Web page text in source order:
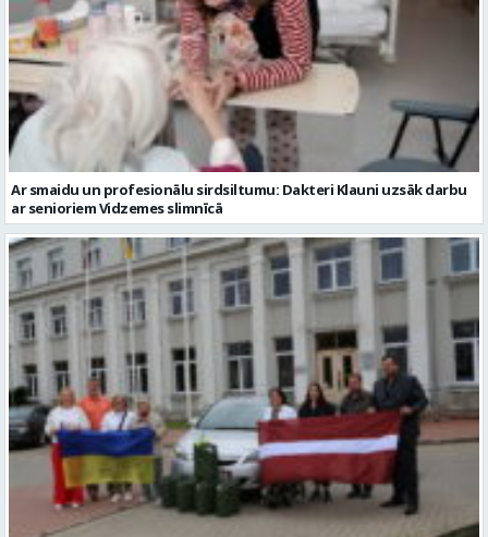
Ar smaidu un profesionālu sirdsiltumu: Dakteri Klauni uzsāk darbu
ar senioriem Vidzemes slimnīcā